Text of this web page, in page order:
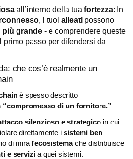
all’interno della tua fortezza: In
, i tuoi alleati possono
più grande - e comprendere queste
primo passo per difendersi da
che cos’è realmente un
è spesso descritto
“compromesso di un fornitore.”
silenzioso e strategico in cui
direttamente i sistemi ben
di mira l’ecosistemache distribuisce
e servizi a quei sistemi.